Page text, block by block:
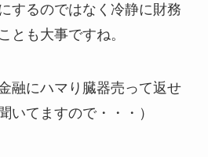
するのではなく冷静に財務
とも大事ですね。
融にハマり臓器売って返せ
いてますので・・・）